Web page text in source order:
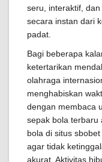
seru, interaktif,
secara instan dari
padat.
Bagi beberapa
ketertarikan
olahraga
menghabiskan
dengan membaca
sepak bola terbaru
bola di situs
agar tidak
akurat. Aktivitas